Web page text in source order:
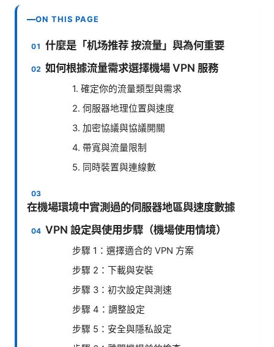
ON THIS PAGE
什麼是「机场推荐 按流量」與為何重要
如何根據流量需求選擇機場 VPN 服務
1. 確定你的流量類型與需求
2. 伺服器地理位置與速度
3. 加密協議與協議開關
4. 帶寬與流量限制
5. 同時裝置與連線數
在機場環境中實測過的伺服器地區與速度數據
VPN 設定與使用步驟（機場使用情境）
步驟 1：選擇適合的 VPN 方案
步驟 2：下載與安裝
步驟 3：初次設定與測速
步驟 4：調整設定
步驟 5：安全與隱私設定